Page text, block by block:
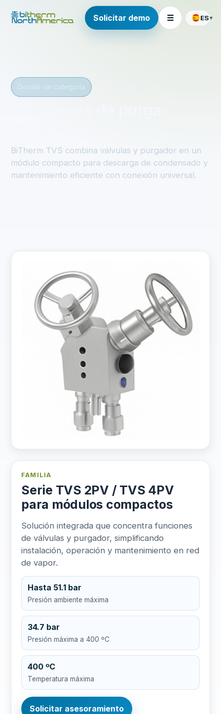
Solicitar demo ☰ ES▾
BiTherm TVS combina válvulas y purgador en un
módulo compacto para descarga de condensado y
mantenimiento eficiente con conexión universal.
FAMILIA
Serie TVS 2PV / TVS 4PV
para módulos compactos
Solución integrada que concentra funciones
de válvulas y purgador, simplificando
instalación, operación y mantenimiento en red
de vapor.
Hasta 51.1 bar
Presión ambiente máxima
34.7 bar
Presión máxima a 400 ºC
400 ºC
Temperatura máxima
Solicitar asesoramiento